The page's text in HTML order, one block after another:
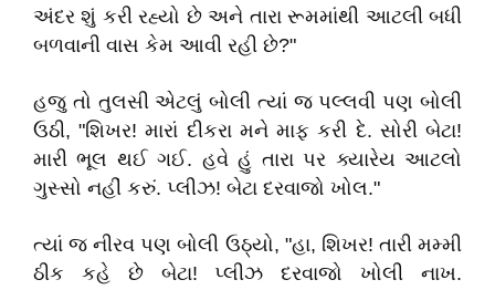
અંદર શું કરી રહ્યો છે અને તારા રૂમમાંથી આટલી બધી
બળવાની વાસ કેમ આવી રહી છે?"
હજુ તો તુલસી એટલું બોલી ત્યાં જ પલ્લવી પણ બોલી
ઉઠી, "શિખર! મારાં દીકરા મને માફ કરી દે. સોરી બેટા!
મારી ભૂલ થઈ ગઈ. હવે હું તારા પર ક્યારેય આટલો
ગુસ્સો નહીં કરું. પ્લીઝ! બેટા દરવાજો ખોલ."
ત્યાં જ નીરવ પણ બોલી ઉઠ્યો, "હા, શિખર! તારી મમ્મી
ઠીક કહે છે બેટા! પ્લીઝ દરવાજો ખોલી નાખ.